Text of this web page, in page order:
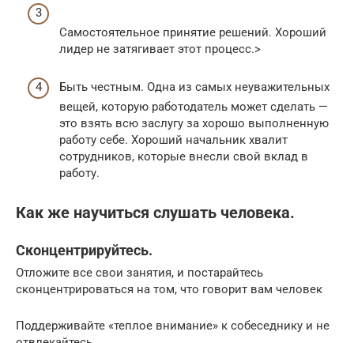
Самостоятельное принятие решений. Хороший
лидер не затягивает этот процесс.>
Быть честным. Одна из самых неуважительных
вещей, которую работодатель может сделать —
это взять всю заслугу за хорошо выполненную
работу себе. Хороший начальник хвалит
сотрудников, которые внесли свой вклад в
работу.
Как же научиться слушать человека.
Сконцентрируйтесь.
Отложите все свои занятия, и постарайтесь
сконцентрироваться на том, что говорит вам человек
Поддерживайте «теплое внимание» к собеседнику и не